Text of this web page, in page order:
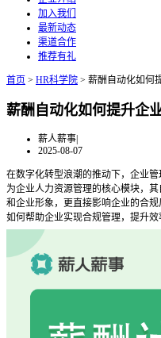
加入我们
最新动态
渠道合作
推荐有礼
首页 > HR科学院 > 薪酬自动化如何
薪酬自动化如何提升企
薪人薪事|
2025-08-07
在数字化转型浪潮的推动下，企业
为企业人力资源管理的核心模块，
和企业形象，更直接影响企业的合
如何帮助企业实现合规管理，提升效